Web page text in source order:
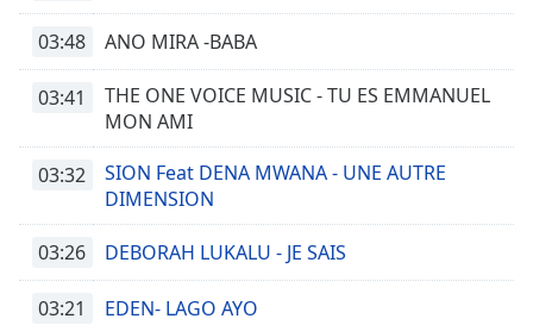
03:48 ANO MIRA -BABA
03:41
THE ONE VOICE MUSIC - TU ES EMMANUEL
MON AMI
03:32
SION Feat DENA MWANA - UNE AUTRE
DIMENSION
03:26 DEBORAH LUKALU - JE SAIS
03:21 EDEN- LAGO AYO